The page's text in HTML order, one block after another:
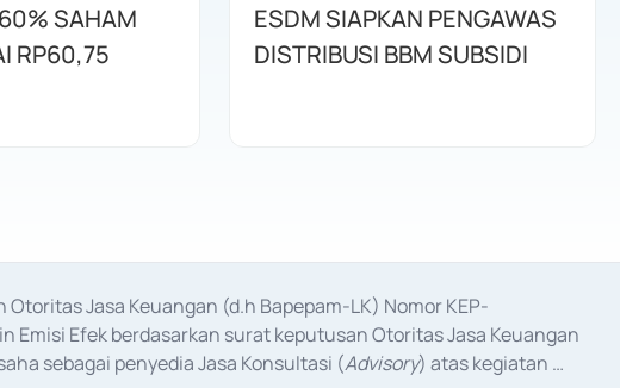
SAHAM
RP60,75
ESDM SIAPKAN PENGAWAS
DISTRIBUSI BBM SUBSIDI
Jasa Keuangan (d.h Bapepam-LK) Nomor KEP-
Emisi Efek berdasarkan surat keputusan Otoritas Jasa Keuangan
sebagai penyedia Jasa Konsultasi (Advisory) atas kegiatan